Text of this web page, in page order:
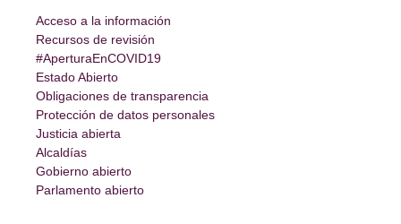
Acceso a la información
Recursos de revisión
#AperturaEnCOVID19
Estado Abierto
Obligaciones de transparencia
Protección de datos personales
Justicia abierta
Alcaldías
Gobierno abierto
Parlamento abierto